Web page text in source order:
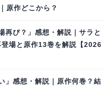
原作どこから？
再び？」感想・解説｜サラと
場と原作13巻を解説【2026
」感想・解説｜原作何巻？結